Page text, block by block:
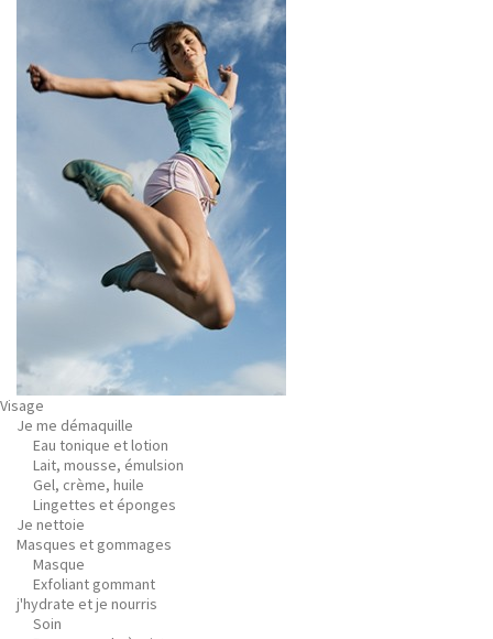
Visage
Je me démaquille
Eau tonique et lotion
Lait, mousse, émulsion
Gel, crème, huile
Lingettes et éponges
Je nettoie
Masques et gommages
Masque
Exfoliant gommant
j'hydrate et je nourris
Soin